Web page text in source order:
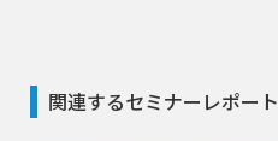
関連するセミナーレポート